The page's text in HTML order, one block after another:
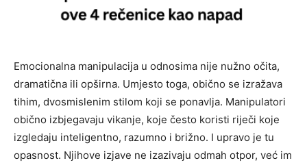
Emocionalna manipulacija u odnosima nije nužno očita,
dramatična ili opširna. Umjesto toga, obično se izražava
tihim, dvosmislenim stilom koji se ponavlja. Manipulatori
obično izbjegavaju vikanje, koje često koristi riječi koje
izgledaju inteligentno, razumno i brižno. I upravo je tu
opasnost. Njihove izjave ne izazivaju odmah otpor, već im